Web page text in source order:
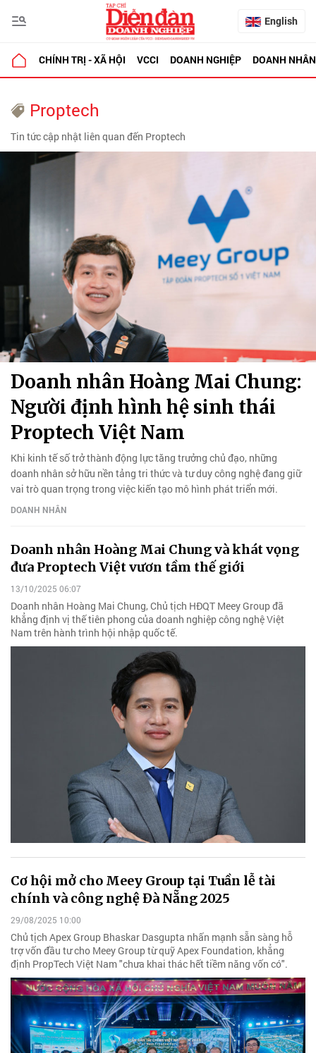
English
CHÍNH TRỊ - XÃ HỘI VCCI DOANH NGHIỆP DOANH NHÂN
Proptech
Tin tức cập nhật liên quan đến Proptech
Doanh nhân Hoàng Mai Chung:
Người định hình hệ sinh thái
Proptech Việt Nam
Khi kinh tế số trở thành động lực tăng trưởng chủ đạo, những
doanh nhân sở hữu nền tảng tri thức và tư duy công nghệ đang giữ
vai trò quan trọng trong việc kiến tạo mô hình phát triển mới.
DOANH NHÂN
Doanh nhân Hoàng Mai Chung và khát vọng
đưa Proptech Việt vươn tầm thế giới
13/10/2025 06:07
Doanh nhân Hoàng Mai Chung, Chủ tịch HĐQT Meey Group đã
khẳng định vị thế tiên phong của doanh nghiệp công nghệ Việt
Nam trên hành trình hội nhập quốc tế.
Cơ hội mở cho Meey Group tại Tuần lễ tài
chính và công nghệ Đà Nẵng 2025
29/08/2025 10:00
Chủ tịch Apex Group Bhaskar Dasgupta nhấn mạnh sẵn sàng hỗ
trợ vốn đầu tư cho Meey Group từ quỹ Apex Foundation, khẳng
định PropTech Việt Nam "chưa khai thác hết tiềm năng vốn có".